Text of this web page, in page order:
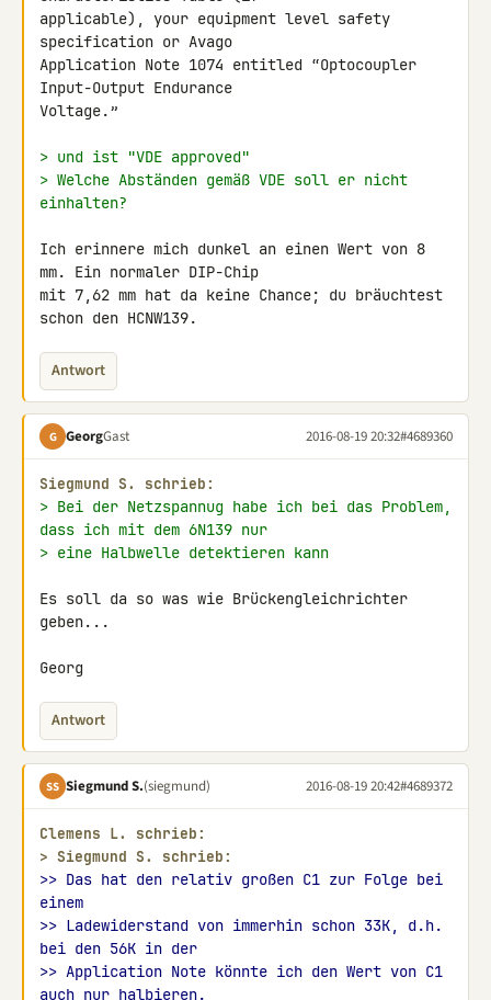
applicable), your equipment level safety
specification or Avago
Application Note 1074 entitled “Optocoupler
Input-Output Endurance
Voltage.”
> und ist "VDE approved"
> Welche Abständen gemäß VDE soll er nicht
einhalten?
Ich erinnere mich dunkel an einen Wert von 8
mm. Ein normaler DIP-Chip
mit 7,62 mm hat da keine Chance; du bräuchtest
schon den HCNW139.
Antwort
G GeorgGast 2016-08-19 20:32#4689360
Siegmund S. schrieb:
> Bei der Netzspannug habe ich bei das Problem,
dass ich mit dem 6N139 nur
> eine Halbwelle detektieren kann
Es soll da so was wie Brückengleichrichter
geben...
Georg
Antwort
SS Siegmund S.(siegmund) 2016-08-19 20:42#4689372
Clemens L. schrieb:
> Siegmund S. schrieb:
>> Das hat den relativ großen C1 zur Folge bei
einem
>> Ladewiderstand von immerhin schon 33K, d.h.
bei den 56K in der
>> Application Note könnte ich den Wert von C1
auch nur halbieren.